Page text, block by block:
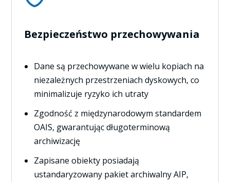
Bezpieczeństwo przechowywania
Dane są przechowywane w wielu kopiach na
niezależnych przestrzeniach dyskowych, co
minimalizuje ryzyko ich utraty
Zgodność z międzynarodowym standardem
OAIS, gwarantując długoterminową
archiwizację
Zapisane obiekty posiadają
ustandaryzowany pakiet archiwalny AIP,